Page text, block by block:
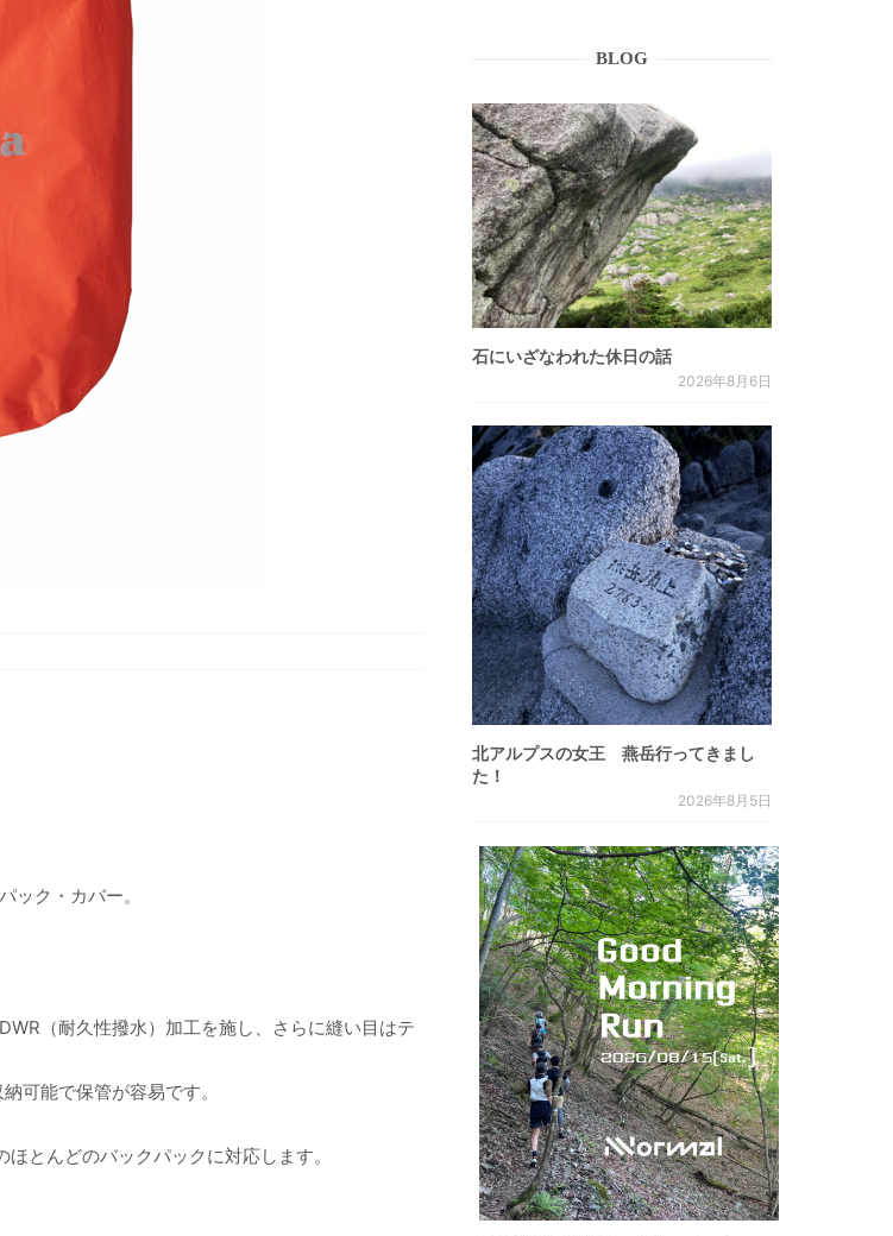
ック・カバー。
（耐久性撥水）加工を施し、さらに縫い目はテ
可能で保管が容易です。
とんどのバックパックに対応します。
BLOG
石にいざなわれた休日の話
2026年8月6日
北アルプスの女王 燕岳行ってきまし
た！
2026年8月5日